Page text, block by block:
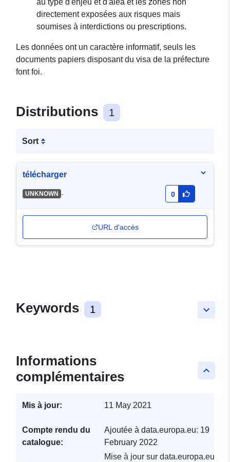
au type d'enjeu et d'aléa et les zones non
directement exposées aux risques mais
soumises à interdictions ou prescriptions.
Les données ont un caractère informatif, seuls les
documents papiers disposant du visa de la préfecture
font foi.
Distributions 1
Sort
télécharger
UNKNOWN - 0
URL d'accès
keyboard_arrow_down
Keywords 1
keyboard_arrow_up
Informations
complémentaires
Mis à jour: 11 May 2021
Compte rendu du
catalogue:
Ajoutée à data.europa.eu: 19
February 2022
Mise à jour sur data.europa.eu: